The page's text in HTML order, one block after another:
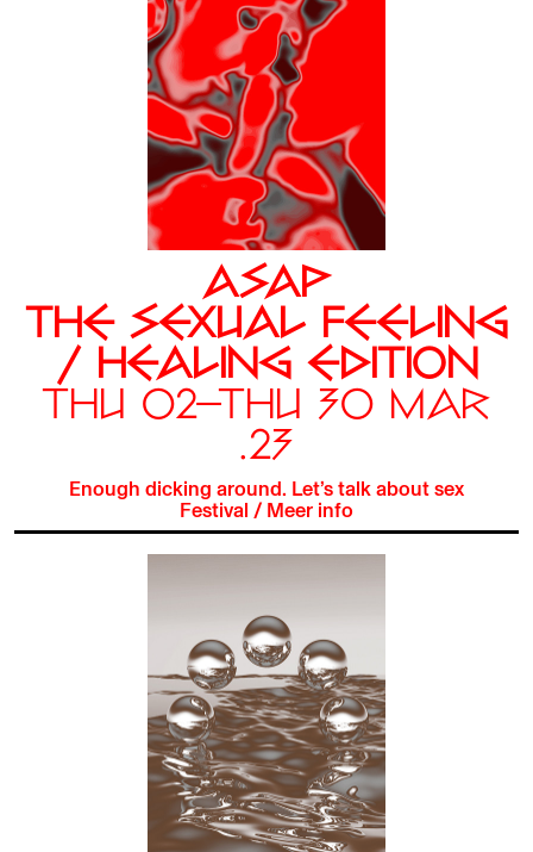
ASAP
THE SEXUAL FEELING
/ HEALING EDITION
THU 02—THU 30 MAR
.23
Enough dicking around. Let’s talk about sex
Festival / Meer info